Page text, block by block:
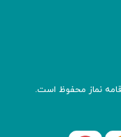
نماز محفوظ است.